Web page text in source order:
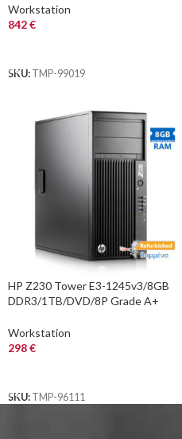
1GB/DVD/7P Grade A
Workstation
Workstation
842€
SKU: TMP-99019
HP Z230 Tower E3-1245v3/8GB
DDR3/1TB/DVD/8P Grade A+
Workstation
298€
SKU: TMP-96111